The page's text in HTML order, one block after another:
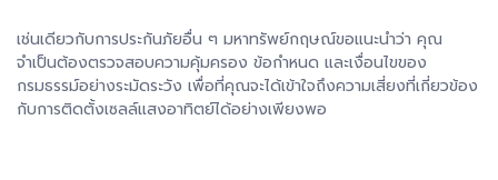
เช่นเดียวกับการประกันภัยอื่น ๆ มหาทรัพย์กฤษณ์ขอแนะนำว่า คุณ
จำเป็นต้องตรวจสอบความคุ้มครอง ข้อกำหนด และเงื่อนไขของ
กรมธรรม์อย่างระมัดระวัง เพื่อที่คุณจะได้เข้าใจถึงความเสี่ยงที่เกี่ยวข้อง
กับการติดตั้งเซลล์แสงอาทิตย์ได้อย่างเพียงพอ